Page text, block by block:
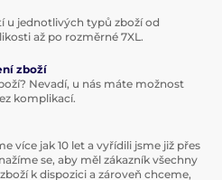
u jednotlivých typů zboží od
až po rozměrné 7XL.
zboží
Nevadí, u nás máte možnost
komplikací.
více jak 10 let a vyřídili jsme již přes
se, aby měl zákazník všechny
k dispozici a zároveň chceme,